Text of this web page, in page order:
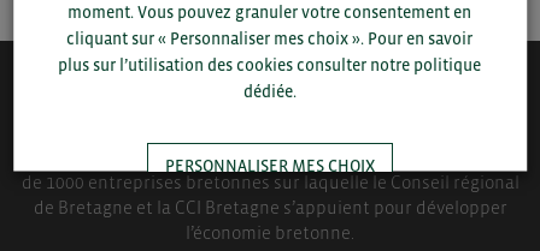
Bretagne Commerce International est une association de plus
de 1000 entreprises bretonnes sur laquelle le Conseil régional
de Bretagne et la CCI Bretagne s’appuient pour développer
l’économie bretonne.
moment. Vous pouvez granuler votre consentement en
cliquant sur « Personnaliser mes choix ». Pour en savoir
plus sur l’utilisation des cookies consulter notre politique
dédiée.
PERSONNALISER MES CHOIX
TOUT ACCEPTER